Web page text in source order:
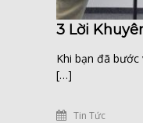
3 Lời
Khi bạn đã
[…]
Tin Tức